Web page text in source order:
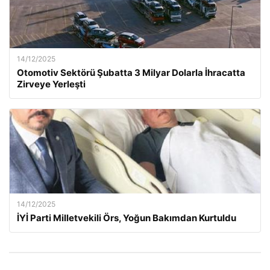
14/12/2025
Otomotiv Sektörü Şubatta 3 Milyar Dolarla İhracatta
Zirveye Yerleşti
14/12/2025
İYİ Parti Milletvekili Örs, Yoğun Bakımdan Kurtuldu